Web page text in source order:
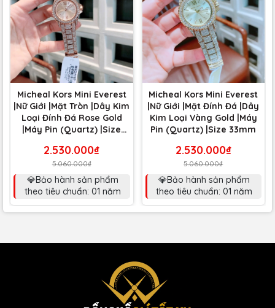
Micheal Kors Mini Everest
|Nữ Giới |Mặt Tròn |Dây Kim
Loại Đính Đá Rose Gold
|Máy Pin (Quartz) |Size
2.530.000₫
5.060.000₫
💎Bảo hành sản phẩm
theo tiêu chuẩn: 01 năm
Micheal Kors Mini Everest
|Nữ Giới |Mặt Đính Đá |Dây
Kim Loại Vàng Gold |Máy
Pin (Quartz) |Size 33mm
2.530.000₫
5.060.000₫
💎Bảo hành sản phẩm
theo tiêu chuẩn: 01 năm